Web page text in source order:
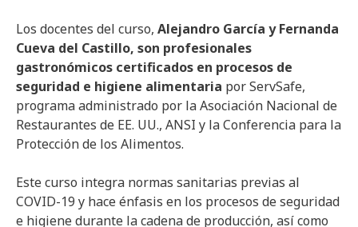
Los docentes del curso, Alejandro García y Fernanda
Cueva del Castillo, son profesionales
gastronómicos certificados en procesos de
seguridad e higiene alimentaria por ServSafe,
programa administrado por la Asociación Nacional de
Restaurantes de EE. UU., ANSI y la Conferencia para la
Protección de los Alimentos.
Este curso integra normas sanitarias previas al
COVID-19 y hace énfasis en los procesos de seguridad
e higiene durante la cadena de producción, así como